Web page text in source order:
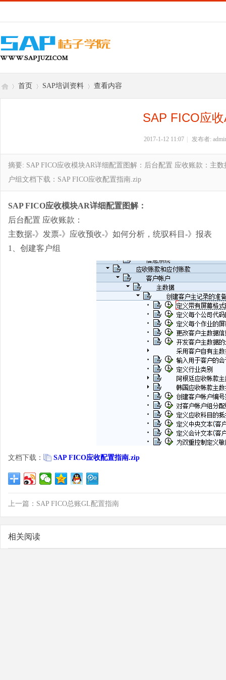
首页 SAP培训资料 查看内容
SAP FICO应
2017-1-12 11:07 发布者:
摘要: SAP FICO应收模块AR详细配置图解：后台配置 应收账款：主
户组文档下载：SAP FICO应收配置指南.zip
SAP FICO应收模块AR详细配置图解：
后台配置 应收账款：
主数据-》发票-》应收预收-》如何分析，统驭科目 -》报表
1、 创建客户组
文档下载： SAP FICO应收配置指南.zip
上一篇： SAP FICO总账GL配置指南
相关阅读